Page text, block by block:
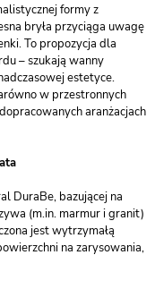
formy z
bryła przyciąga uwagę
To propozycja dla
– szukają wanny
estetyce.
w przestronnych
aranżacjach
DuraBe, bazującej na
(m.in. marmur i granit)
jest wytrzymałą
na zarysowania,